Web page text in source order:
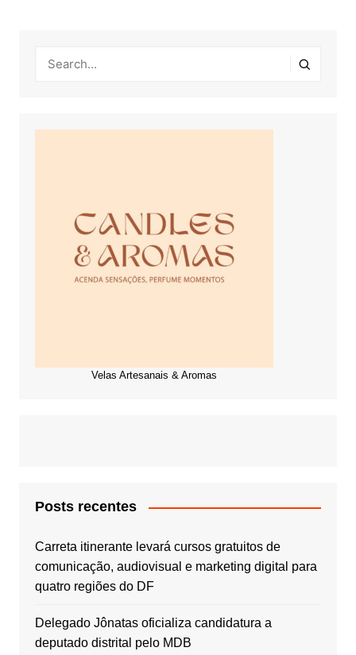
Velas Artesanais & Aromas
Posts recentes
Carreta itinerante levará cursos gratuitos de
comunicação, audiovisual e marketing digital para
quatro regiões do DF
Delegado Jônatas oficializa candidatura a
deputado distrital pelo MDB